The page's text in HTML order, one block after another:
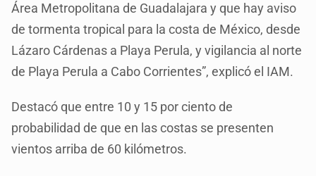
Área Metropolitana de Guadalajara y que hay aviso
de tormenta tropical para la costa de México, desde
Lázaro Cárdenas a Playa Perula, y vigilancia al norte
de Playa Perula a Cabo Corrientes”, explicó el IAM.
Destacó que entre 10 y 15 por ciento de
probabilidad de que en las costas se presenten
vientos arriba de 60 kilómetros.